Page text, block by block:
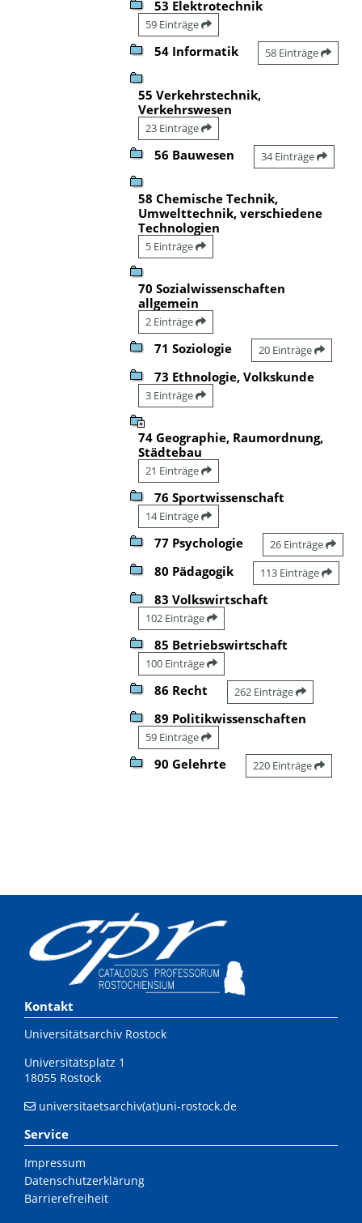
53 Elektrotechnik
59 Einträge
54 Informatik 58 Einträge
55 Verkehrstechnik,
Verkehrswesen
23 Einträge
56 Bauwesen 34 Einträge
58 Chemische Technik,
Umwelttechnik, verschiedene
Technologien
5 Einträge
70 Sozialwissenschaften
allgemein
2 Einträge
71 Soziologie 20 Einträge
73 Ethnologie, Volkskunde
3 Einträge
74 Geographie, Raumordnung,
Städtebau
21 Einträge
76 Sportwissenschaft
14 Einträge
77 Psychologie 26 Einträge
80 Pädagogik 113 Einträge
83 Volkswirtschaft
102 Einträge
85 Betriebswirtschaft
100 Einträge
86 Recht 262 Einträge
89 Politikwissenschaften
59 Einträge
90 Gelehrte 220 Einträge
Kontakt
Universitätsarchiv Rostock
Universitätsplatz 1
18055 Rostock
universitaetsarchiv(at)uni-rostock.de
Service
Impressum
Datenschutzerklärung
Barrierefreiheit